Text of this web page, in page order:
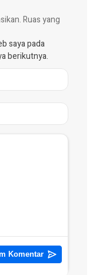
Ruas yang
saya pada
berikutnya.